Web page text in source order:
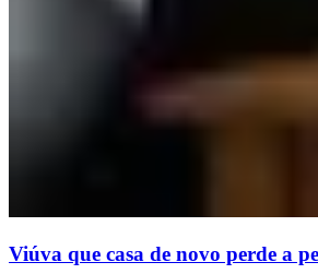
Viúva que casa de novo perde a